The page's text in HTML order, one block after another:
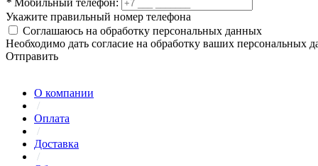
* Мобильный телефон:
Укажите правильный номер телефона
Соглашаюсь на обработку персональных данных
Необходимо дать согласие на обработку ваших персональных
Отправить
О компании
/
Оплата
/
Доставка
/